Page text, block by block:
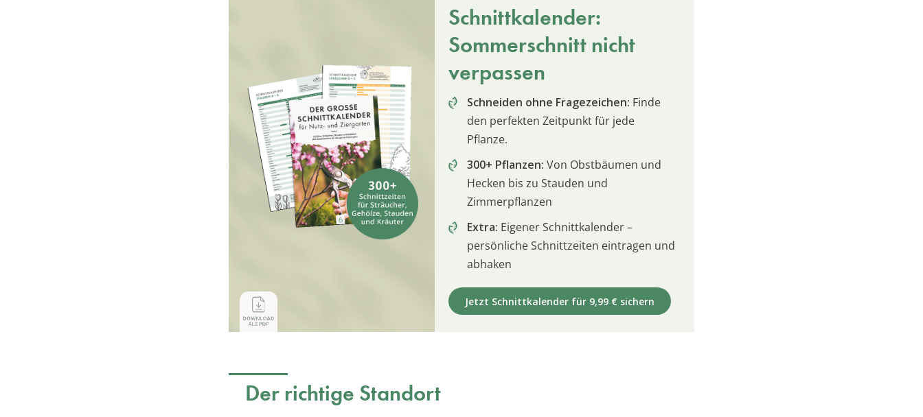
Schnittkalender:
Sommerschnitt nicht
verpassen
Schneiden ohne Fragezeichen: Finde
den perfekten Zeitpunkt für jede
Pflanze.
300+ Pflanzen: Von Obstbäumen und
Hecken bis zu Stauden und
Zimmerpflanzen
Extra: Eigener Schnittkalender –
persönliche Schnittzeiten eintragen und
abhaken
Jetzt Schnittkalender für 9,99 € sichern
Der richtige Standort